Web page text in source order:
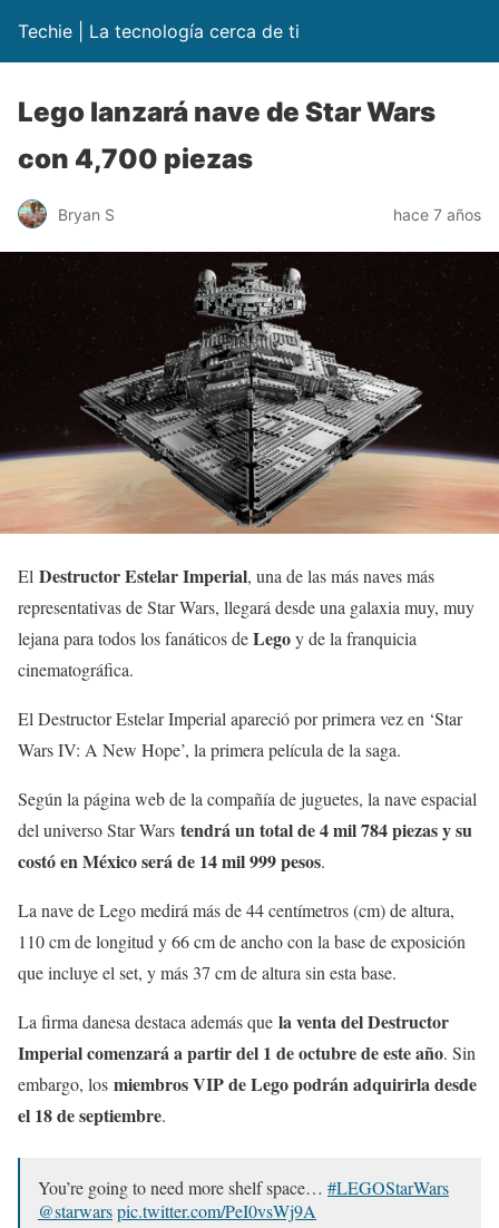
Techie | La tecnología cerca de ti
Lego lanzará nave de Star Wars
con 4,700 piezas
Bryan S hace 7 años
El Destructor Estelar Imperial, una de las más naves más
representativas de Star Wars, llegará desde una galaxia muy, muy
lejana para todos los fanáticos deLegoy de la franquicia
cinematográfica.
El Destructor Estelar Imperial apareció por primera vez en ‘Star
Wars IV: A New Hope’, la primera película de la saga.
Según la página web de la compañía de juguetes, la nave espacial
del universo Star Wars tendrá un total de 4 mil 784 piezas y su
costó en México será de 14 mil 999 pesos.
La nave de Lego medirá más de 44 centímetros (cm) de altura,
110 cm de longitud y 66 cm de ancho con la base de exposición
que incluye el set, y más 37 cm de altura sin esta base.
La firma danesa destaca además que la venta del Destructor
Imperial comenzará a partir del 1 de octubre de este año. Sin
embargo, los miembros VIP de Lego podrán adquirirla desde
el 18 de septiembre.
You’re going to need more shelf space… #LEGOStarWars
@starwarspic.twitter.com/PeI0vsWj9A